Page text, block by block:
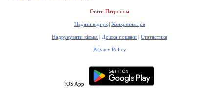
Стати Патроном
Надати відгук| Конкретна гра
Надрукувати кілька | Дошка пошани | Статистика
Privacy Policy
iOS App